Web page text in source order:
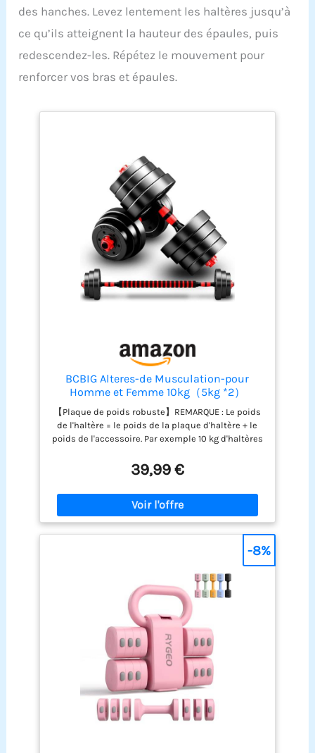
des hanches. Levez lentement les haltères jusqu’à
ce qu’ils atteignent la hauteur des épaules, puis
redescendez-les. Répétez le mouvement pour
renforcer vos bras et épaules.
BCBIG Alteres-de Musculation-pour
Homme et Femme 10kg（5kg *2）
Haltères-Réglables,2 en 1 fitness
Entraînement Musculaire et
Haltérophilie les ajustable dumbbell
【Plaque de poids robuste】REMARQUE : Le poids
de l'haltère = le poids de la plaque d'haltère + le
poids de l'accessoire. Par exemple 10 kg d'haltères
sont faites d'un mélange de ciment intérieur et
sont solidement emballées dans un étui robuste
en polyéthylène sans odeur. Le revêtement en
silicone protège la plaque de poids des rayures et
évite d'endommager le sol 【Exercice complet du
corps】vous pouvez non seulement combiner
connecter la barre à la barre. Vous pouvez utiliser
des haltères pour renforcer les muscles des bras,
des épaules, de la poitrine, du ventre, du dos et
des jambes. Idéaux pour la musculation, le
bodybuilding, le fitness ou la gymnastique
【Poignée d'haltère】si vous transpirez pendant
l'exercice, il peut prévenir efficacement et assurer
la sécurité pendant l'utilisation. La poignée est
également très résistante à l'usure et peut être
utilisée longtemps 【Anti-transpiration et
résistant à l'usure】 la poignée incurvée est
antidérapante et confortable. Comportent des
tubes en acier épais, antidérapants et résistants
39,99 €
-8%